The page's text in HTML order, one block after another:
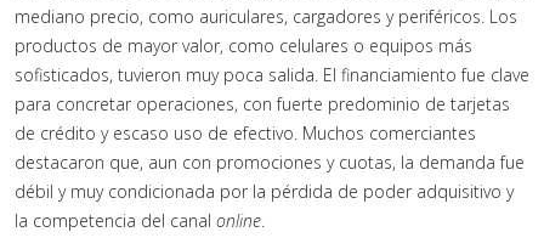
mediano precio, como auriculares, cargadores y periféricos. Los
productos de mayor valor, como celulares o equipos más
sofisticados, tuvieron muy poca salida. El financiamiento fue clave
para concretar operaciones, con fuerte predominio de tarjetas
de crédito y escaso uso de efectivo. Muchos comerciantes
destacaron que, aun con promociones y cuotas, la demanda fue
débil y muy condicionada por la pérdida de poder adquisitivo y
la competencia del canal online